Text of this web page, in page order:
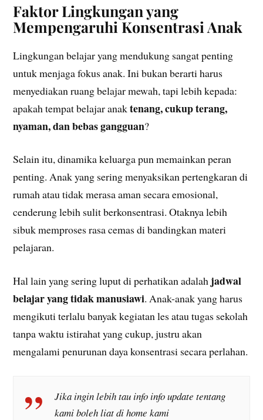
Faktor Lingkungan yang
Mempengaruhi Konsentrasi Anak
Lingkungan belajar yang mendukung sangat penting
untuk menjaga fokus anak. Ini bukan berarti harus
menyediakan ruang belajar mewah, tapi lebih kepada:
apakah tempat belajar anaktenang, cukup terang,
nyaman, dan bebas gangguan?
Selain itu, dinamika keluarga pun memainkan peran
penting. Anak yang sering menyaksikan pertengkaran di
rumah atau tidak merasa aman secara emosional,
cenderung lebih sulit berkonsentrasi. Otaknya lebih
sibuk memproses rasa cemas di bandingkan materi
pelajaran.
Hal lain yang sering luput di perhatikan adalah jadwal
belajar yang tidak manusiawi. Anak-anak yang harus
mengikuti terlalu banyak kegiatan les atau tugas sekolah
tanpa waktu istirahat yang cukup, justru akan
mengalami penurunan daya konsentrasi secara perlahan.
Jika ingin lebih tau info info update tentang
kami boleh liat di home kami